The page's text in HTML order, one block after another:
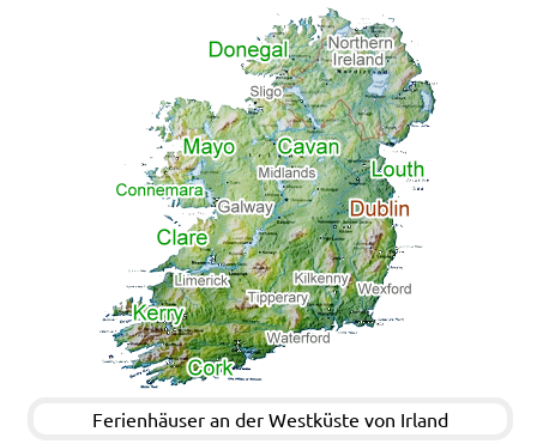
Ferienhäuser an der Westküste von Irland